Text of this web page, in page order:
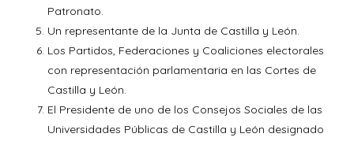
Patronato.
Un representante de la Junta de Castilla y León.
Los Partidos, Federaciones y Coaliciones electorales
con representación parlamentaria en las Cortes de
Castilla y León.
El Presidente de uno de los Consejos Sociales de las
Universidades Públicas de Castilla y León designado